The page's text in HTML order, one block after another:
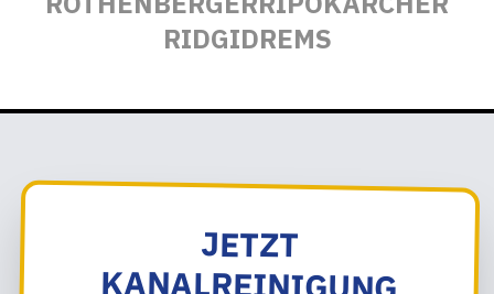
RIDGIDREMS
JETZT
KANALREINIGUNG
OBERRÖBLINGEN